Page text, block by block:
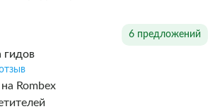
бытом и историей титульной нации
народа Абхазии. На этой
все Ваши пожелания и
возможности, точное время выезда,
места встречи оговариваются и
6 предложений
гидов
Rombex